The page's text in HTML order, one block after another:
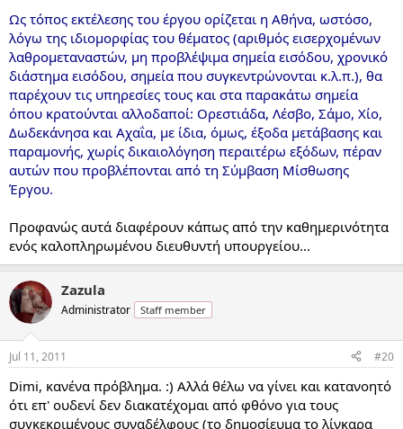
Ως τόπος εκτέλεσης του έργου ορίζεται η Αθήνα, ωστόσο,
λόγω της ιδιομορφίας του θέματος (αριθμός εισερχομένων
λαθρομεταναστών, μη προβλέψιμα σημεία εισόδου, χρονικό
διάστημα εισόδου, σημεία που συγκεντρώνονται κ.λ.π.), θα
παρέχουν τις υπηρεσίες τους και στα παρακάτω σημεία
όπου κρατούνται αλλοδαποί: Ορεστιάδα, Λέσβο, Σάμο, Χίο,
Δωδεκάνησα και Αχαΐα, με ίδια, όμως, έξοδα μετάβασης και
παραμονής, χωρίς δικαιολόγηση περαιτέρω εξόδων, πέραν
αυτών που προβλέπονται από τη Σύμβαση Μίσθωσης
Έργου.
Προφανώς αυτά διαφέρουν κάπως από την καθημερινότητα
ενός καλοπληρωμένου διευθυντή υπουργείου...
Zazula
Administrator Staff member
Jul 11, 2011 #20
Dimi, κανένα πρόβλημα. :) Αλλά θέλω να γίνει και κατανοητό
ότι επ' ουδενί δεν διακατέχομαι από φθόνο για τους
συγκεκριμένους συναδέλφους (το δημοσίευμα το λίνκαρα